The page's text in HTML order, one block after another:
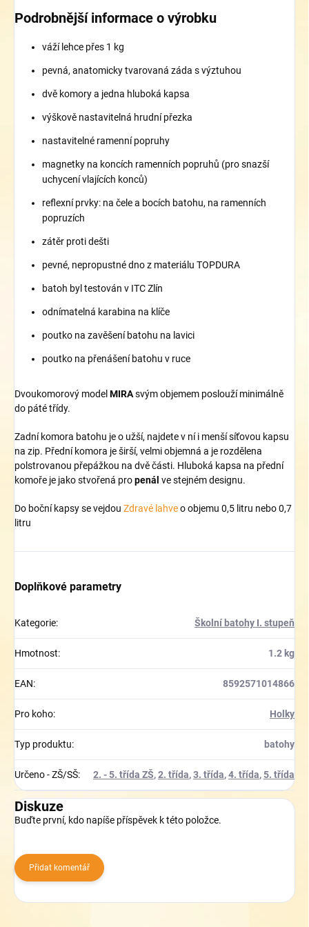
Podrobnější informace o výrobku
váží lehce přes 1 kg
pevná, anatomicky tvarovaná záda s výztuhou
dvě komory a jedna hluboká kapsa
výškově nastavitelná hrudní přezka
nastavitelné ramenní popruhy
magnetky na koncích ramenních popruhů (pro snazší
uchycení vlajících konců)
reflexní prvky: na čele a bocích batohu, na ramenních
popruzích
zátěr proti dešti
pevné, nepropustné dno z materiálu TOPDURA
batoh byl testován v ITC Zlín
odnímatelná karabina na klíče
poutko na zavěšení batohu na lavici
poutko na přenášení batohu v ruce
Dvoukomorový model MIRAsvým objemem poslouží minimálně
do páté třídy.
Zadní komora batohu je o užší, najdete v ní i menší síťovou kapsu
na zip. Přední komora je širší, velmi objemná a je rozdělena
polstrovanou přepážkou na dvě části. Hluboká kapsa na přední
komoře je jako stvořená propenál ve stejném designu.
Do boční kapsy se vejdou Zdravé lahveo objemu 0,5 litru nebo 0,7
litru
Doplňkové parametry
Kategorie: Školní batohy I. stupeň
Hmotnost: 1.2 kg
EAN: 8592571014866
Pro koho: Holky
Typ produktu: batohy
Určeno - ZŠ/SŠ: 2. - 5. třída ZŠ,2. třída,3. třída,4. třída,5. třída
Diskuze
Buďte první, kdo napíše příspěvek k této položce.
Přidat komentář